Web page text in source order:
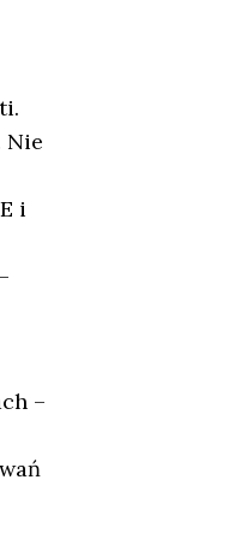
Nie
i
–